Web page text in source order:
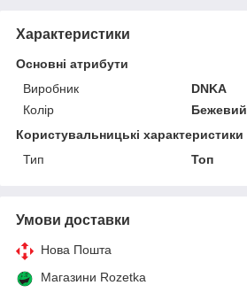
Характеристики
Основні атрибути
Виробник
DNKA
Колір
Бежевий
Користувальницькі характеристики
Тип
Топ
Умови доставки
Нова Пошта
Магазини Rozetka